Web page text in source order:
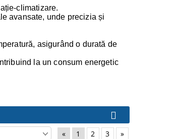
climatizare.
avansate, unde precizia și
asigurând o durată de
la un consum energetic
« 1 2 3 »